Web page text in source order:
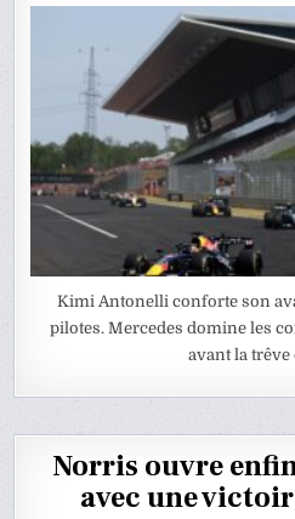
Kimi Antonelli conforte son
pilotes. Mercedes domine les
avant la trêve
Norris ouvre
avec une